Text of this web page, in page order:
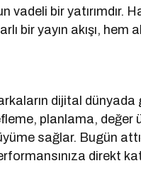
vadeli bir yatırımdır.
bir yayın akışı,
dijital
planlama, değer
sağlar. Bugün
direkt